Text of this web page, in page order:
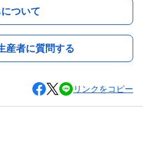
ついて
産者に質問する
リンクをコピー